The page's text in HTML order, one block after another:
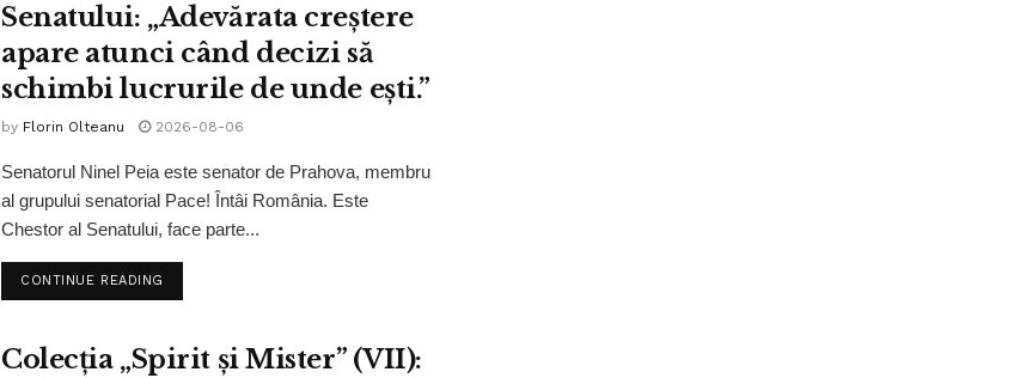
Senatului: „Adevărata creștere
apare atunci când decizi să
schimbi lucrurile de unde ești.”
by Florin Olteanu 2026-08-06
Senatorul Ninel Peia este senator de Prahova, membru
al grupului senatorial Pace! Întâi România. Este
Chestor al Senatului, face parte...
CONTINUE READING
Colecția „Spirit și Mister” (VII):